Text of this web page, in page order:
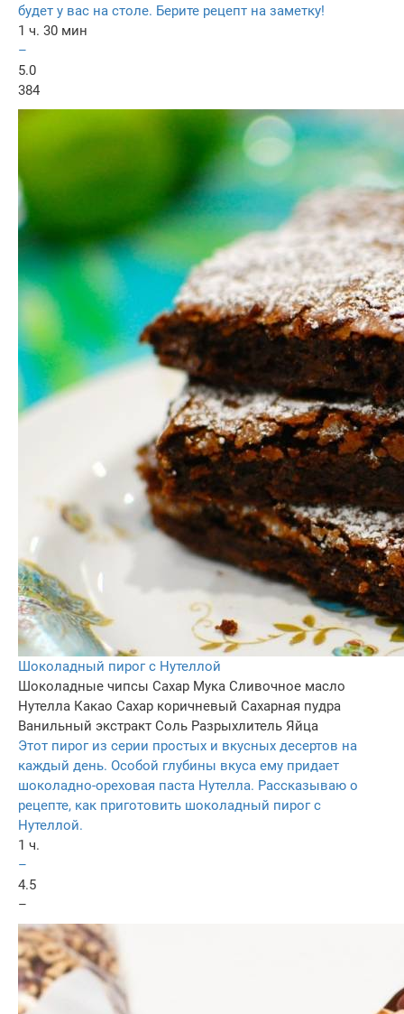
будет у вас на столе. Берите рецепт на заметку!
1 ч. 30 мин
–
5.0
384
Шоколадный пирог с Нутеллой
Шоколадные чипсы Сахар Мука Сливочное масло
Нутелла Какао Сахар коричневый Сахарная пудра
Ванильный экстракт Соль Разрыхлитель Яйца
Этот пирог из серии простых и вкусных десертов на
каждый день. Особой глубины вкуса ему придает
шоколадно-ореховая паста Нутелла. Рассказываю о
рецепте, как приготовить шоколадный пирог с
Нутеллой.
1 ч.
–
4.5
–